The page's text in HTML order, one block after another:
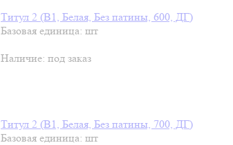
Титул 2 (В1, Белая, Без патины, 600, ДГ)
Базовая единица: шт
Наличие: под заказ
Титул 2 (В1, Белая, Без патины, 700, ДГ)
Базовая единица: шт